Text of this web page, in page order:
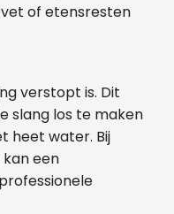
of etensresten
verstopt is. Dit
slang los te maken
heet water. Bij
een